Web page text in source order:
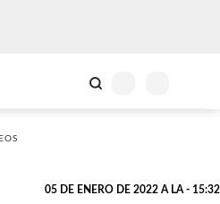
05 DE ENERO DE 2022 A LA - 15:32